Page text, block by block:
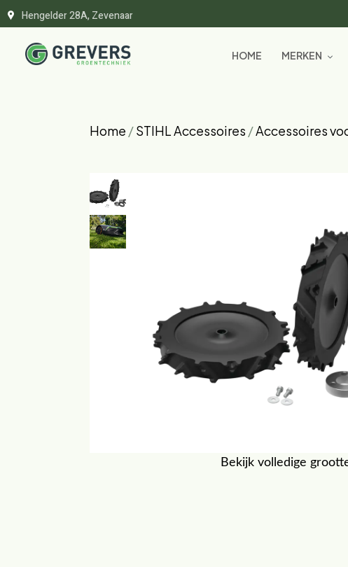
Hengelder 28A, Zevenaar
HOME MERKEN
Home /STIHL Accessoires /Accessoires
Bekijk volledige